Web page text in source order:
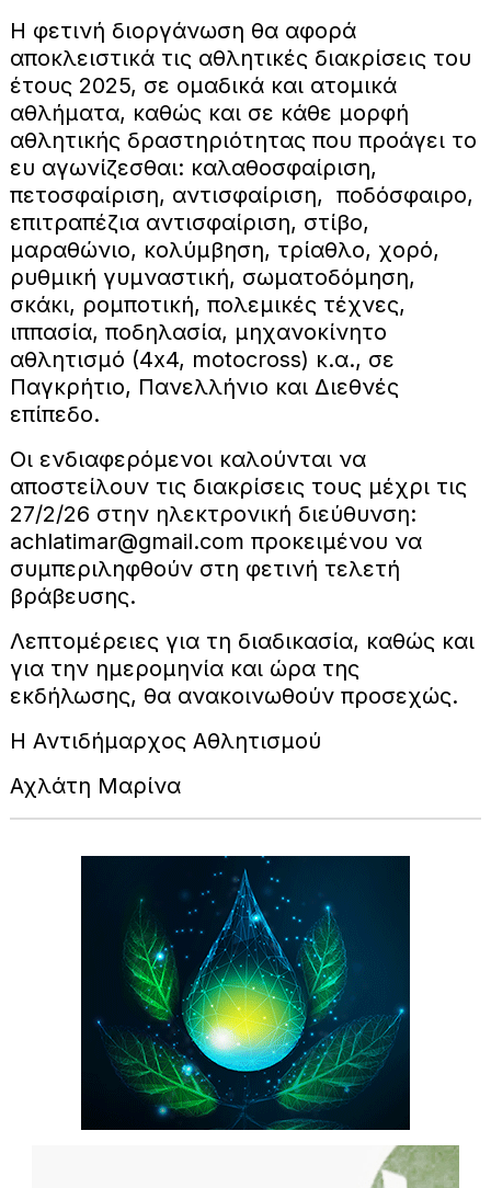
Η φετινή διοργάνωση θα αφορά
αποκλειστικά τις αθλητικές διακρίσεις του
έτους 2025, σε ομαδικά και ατομικά
αθλήματα, καθώς και σε κάθε μορφή
αθλητικής δραστηριότητας που προάγει το
ευ αγωνίζεσθαι: καλαθοσφαίριση,
πετοσφαίριση, αντισφαίριση, ποδόσφαιρο,
επιτραπέζια αντισφαίριση, στίβο,
μαραθώνιο, κολύμβηση, τρίαθλο, χορό,
ρυθμική γυμναστική, σωματοδόμηση,
σκάκι, ρομποτική, πολεμικές τέχνες,
ιππασία, ποδηλασία, μηχανοκίνητο
αθλητισμό (4x4, motocross) κ.α., σε
Παγκρήτιο, Πανελλήνιο και Διεθνές
επίπεδο.
Οι ενδιαφερόμενοι καλούνται να
αποστείλουν τις διακρίσεις τους μέχρι τις
27/2/26 στην ηλεκτρονική διεύθυνση:
achlatimar@gmail.com προκειμένου να
συμπεριληφθούν στη φετινή τελετή
βράβευσης.
Λεπτομέρειες για τη διαδικασία, καθώς και
για την ημερομηνία και ώρα της
εκδήλωσης, θα ανακοινωθούν προσεχώς.
Η Αντιδήμαρχος Αθλητισμού
Αχλάτη Μαρίνα